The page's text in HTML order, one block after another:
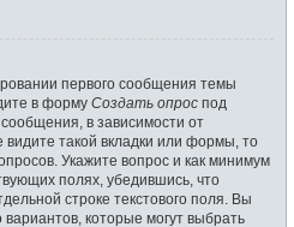
первого сообщения темы
в форму Создать опрос под
в зависимости от
видите такой вкладки или формы, то
Укажите вопрос и как минимум
полях, убедившись, что
строке текстового поля. Вы
которые могут выбрать